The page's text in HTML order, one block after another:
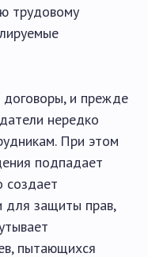
трудовому
и прежде
нередко
При этом
подпадает
создает
для защиты прав,
пытающихся